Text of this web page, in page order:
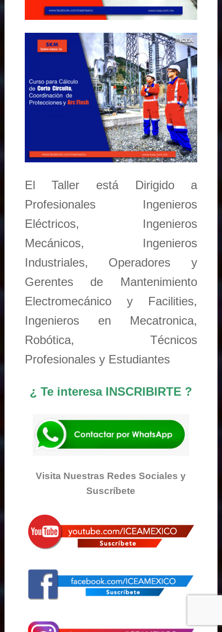
El Taller está Dirigido a
Profesionales Ingenieros
Eléctricos, Ingenieros
Mecánicos, Ingenieros
Industriales, Operadores y
Gerentes de Mantenimiento
Electromecánico y Facilities,
Ingenieros en Mecatronica,
Robótica, Técnicos
Profesionales y Estudiantes
¿ Te interesa INSCRIBIRTE ?
Visita Nuestras Redes Sociales y
Suscríbete